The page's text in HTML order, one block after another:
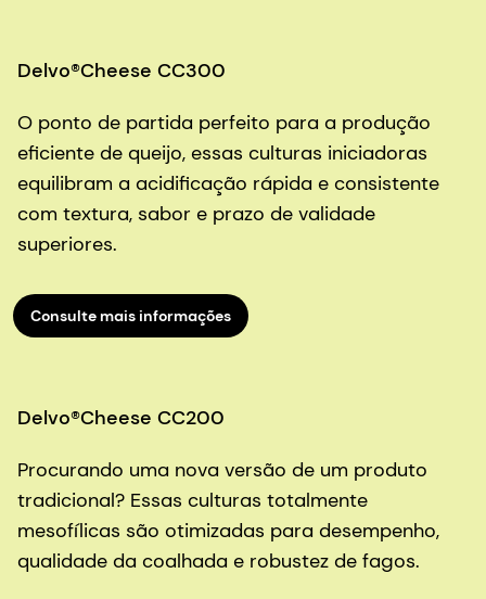
Delvo®Cheese CC300
O ponto de partida perfeito para a produção
eficiente de queijo, essas culturas iniciadoras
equilibram a acidificação rápida e consistente
com textura, sabor e prazo de validade
superiores.
Consulte mais informações
Delvo®Cheese CC200
Procurando uma nova versão de um produto
tradicional? Essas culturas totalmente
mesofílicas são otimizadas para desempenho,
qualidade da coalhada e robustez de fagos.